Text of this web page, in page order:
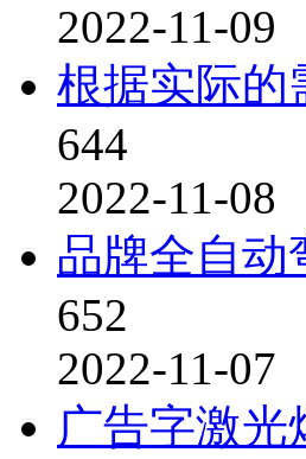
2022-11-09
根据实际的
644
2022-11-08
品牌全自动
652
2022-11-07
广告字激